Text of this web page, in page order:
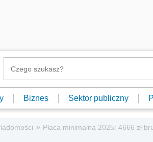
Biznes Sektor publiczny
» Płaca minimalna 2025: 4666 zł